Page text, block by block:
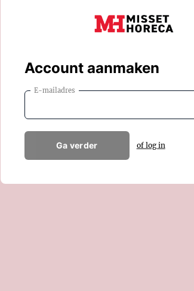
Account aanmaken
E-mailadres
Ga verder of log in